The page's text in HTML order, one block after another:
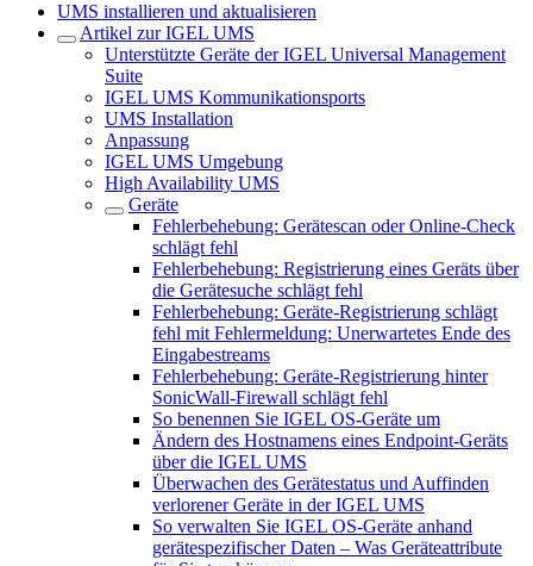
UMS installieren und aktualisieren
Artikel zur IGEL UMS
Unterstützte Geräte der IGEL Universal Management
Suite
IGEL UMS Kommunikationsports
UMS Installation
Anpassung
IGEL UMS Umgebung
High Availability UMS
Geräte
Fehlerbehebung: Gerätescan oder Online-Check
schlägt fehl
Fehlerbehebung: Registrierung eines Geräts über
die Gerätesuche schlägt fehl
Fehlerbehebung: Geräte-Registrierung schlägt
fehl mit Fehlermeldung: Unerwartetes Ende des
Eingabestreams
Fehlerbehebung: Geräte-Registrierung hinter
SonicWall-Firewall schlägt fehl
So benennen Sie IGEL OS-Geräte um
Ändern des Hostnamens eines Endpoint-Geräts
über die IGEL UMS
Überwachen des Gerätestatus und Auffinden
verlorener Geräte in der IGEL UMS
So verwalten Sie IGEL OS-Geräte anhand
gerätespezifischer Daten – Was Geräteattribute